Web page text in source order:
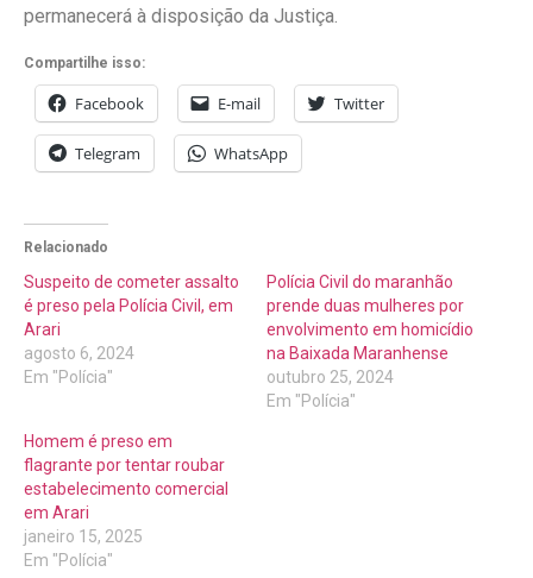
permanecerá à disposição da Justiça.
Compartilhe isso:
Facebook E-mail Twitter
Telegram WhatsApp
Relacionado
Suspeito de cometer assalto
é preso pela Polícia Civil, em
Arari
agosto 6, 2024
Em "Polícia"
Polícia Civil do maranhão
prende duas mulheres por
envolvimento em homicídio
na Baixada Maranhense
outubro 25, 2024
Em "Polícia"
Homem é preso em
flagrante por tentar roubar
estabelecimento comercial
em Arari
janeiro 15, 2025
Em "Polícia"